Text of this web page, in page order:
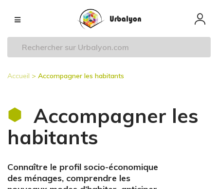
principal
Navigation
principale
d'Ariane
Accueil Accompagner les habitants
Accompagner les
habitants
Connaître le profil socio-économique
des ménages, comprendre les